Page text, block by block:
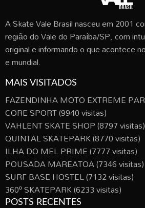
A Skate Vale Brasil nasceu em 2001
região do Vale do Paraíba/SP, com
original e informando o que acontece
e mundial.
MAIS VISITADOS
FAZENDINHA MOTO EXTREME
CORE SPORT(9940 visitas)
VAHLENT SKATE SHOP(8797 visitas)
QUINTAL SKATEPARK(8770 visitas)
ILHA DO MEL PRIME(7777 visitas)
POUSADA MAREATOA(7346 visitas)
SURF BASE HOSTEL(7132 visitas)
360º SKATEPARK(6233 visitas)
POSTS RECENTES